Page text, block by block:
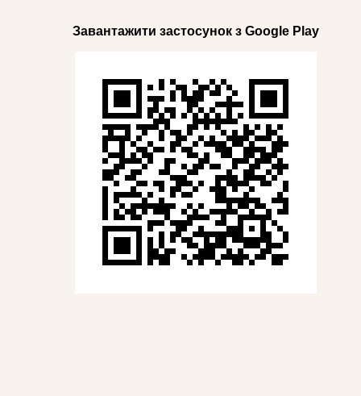
Завантажити застосунок з Google Play